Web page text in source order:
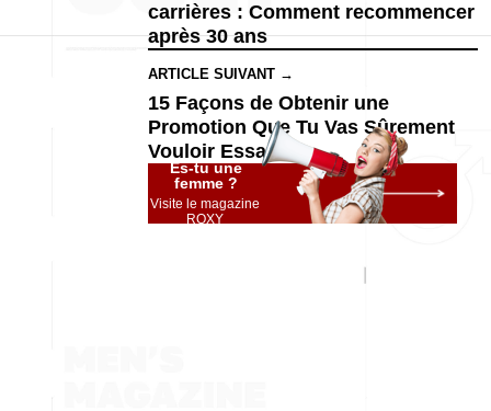
carrières : Comment recommencer
après 30 ans
ARTICLE SUIVANT →
15 Façons de Obtenir une
Promotion Que Tu Vas Sûrement
Vouloir Essayer
Es-tu une
femme ?
Visite le magazine
ROXY